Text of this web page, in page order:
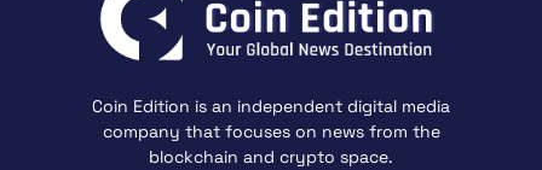
Coin Edition is an independent digital media
company that focuses on news from the
blockchain and crypto space.